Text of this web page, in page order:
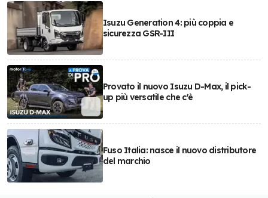
Isuzu Generation 4: più coppia e
sicurezza GSR-III
Provato il nuovo Isuzu D-Max, il pick-
up più versatile che c'è
Fuso Italia: nasce il nuovo distributore
del marchio